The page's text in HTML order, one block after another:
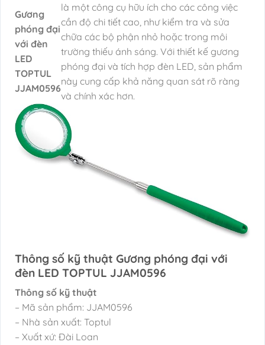
Gương
phóng đại
với đèn
LED
TOPTUL
JJAM0596
là một công cụ hữu ích cho các công việc
cần độ chi tiết cao, như kiểm tra và sửa
chữa các bộ phận nhỏ hoặc trong môi
trường thiếu ánh sáng. Với thiết kế gương
phóng đại và tích hợp đèn LED, sản phẩm
này cung cấp khả năng quan sát rõ ràng
và chính xác hơn.
Thông số kỹ thuật Gương phóng đại với
đèn LED TOPTUL JJAM0596
Thông số kỹ thuật
– Mã sản phẩm: JJAM0596
– Nhà sản xuất: Toptul
– Xuất xứ: Đài Loan